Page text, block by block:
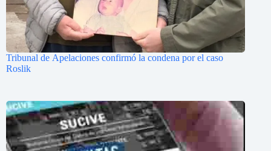
Tribunal de Apelaciones confirmó la condena por el caso
Roslik